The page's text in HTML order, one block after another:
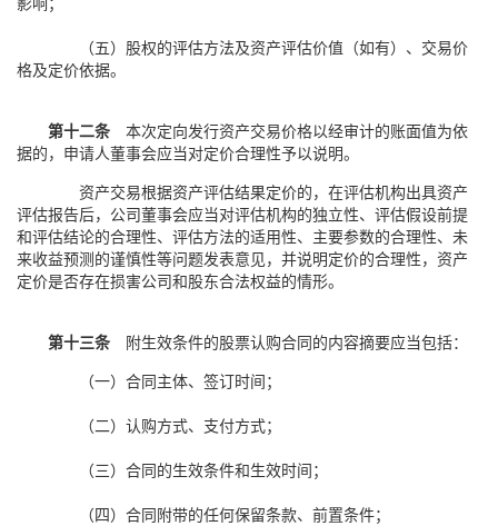
（五）股权的评估方法及资产评估价值（如有）、交易价
格及定价依据。
第十二条 本次定向发行资产交易价格以经审计的账面值为依
据的，申请人董事会应当对定价合理性予以说明。
资产交易根据资产评估结果定价的，在评估机构出具资产
评估报告后，公司董事会应当对评估机构的独立性、评估假设前提
和评估结论的合理性、评估方法的适用性、主要参数的合理性、未
来收益预测的谨慎性等问题发表意见，并说明定价的合理性，资产
定价是否存在损害公司和股东合法权益的情形。
第十三条 附生效条件的股票认购合同的内容摘要应当包括：
（一）合同主体、签订时间；
（二）认购方式、支付方式；
（三）合同的生效条件和生效时间；
（四）合同附带的任何保留条款、前置条件；